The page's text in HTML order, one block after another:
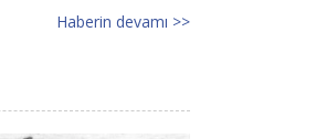
Haberin devamı >>